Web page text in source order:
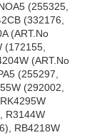
(255325,
(332176,
(ART.No
(172155,
(ART.No
(255297,
(292002,
R3144W
RB4218W